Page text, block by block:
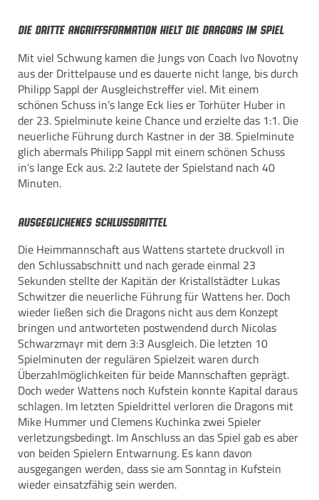
Die dritte Angriffsformation hielt die Dragons im Spiel
Mit viel Schwung kamen die Jungs von Coach Ivo Novotny
aus der Drittelpause und es dauerte nicht lange, bis durch
Philipp Sappl der Ausgleichstreffer viel. Mit einem
schönen Schuss in’s lange Eck lies er Torhüter Huber in
der 23. Spielminute keine Chance und erzielte das 1:1. Die
neuerliche Führung durch Kastner in der 38. Spielminute
glich abermals Philipp Sappl mit einem schönen Schuss
in’s lange Eck aus. 2:2 lautete der Spielstand nach 40
Minuten.
Ausgeglichenes Schlussdrittel
Die Heimmannschaft aus Wattens startete druckvoll in
den Schlussabschnitt und nach gerade einmal 23
Sekunden stellte der Kapitän der Kristallstädter Lukas
Schwitzer die neuerliche Führung für Wattens her. Doch
wieder ließen sich die Dragons nicht aus dem Konzept
bringen und antworteten postwendend durch Nicolas
Schwarzmayr mit dem 3:3 Ausgleich. Die letzten 10
Spielminuten der regulären Spielzeit waren durch
Überzahlmöglichkeiten für beide Mannschaften geprägt.
Doch weder Wattens noch Kufstein konnte Kapital daraus
schlagen. Im letzten Spieldrittel verloren die Dragons mit
Mike Hummer und Clemens Kuchinka zwei Spieler
verletzungsbedingt. Im Anschluss an das Spiel gab es aber
von beiden Spielern Entwarnung. Es kann davon
ausgegangen werden, dass sie am Sonntag in Kufstein
wieder einsatzfähig sein werden.